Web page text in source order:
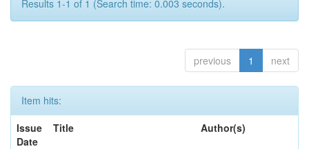
Results 1-1 of 1 (Search time: 0.003 seconds).
previous 1 next
Item hits:
Issue
Date
Title Author(s)